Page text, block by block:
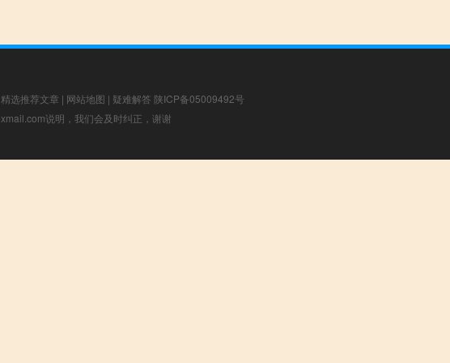
精选推荐文章 | 网站地图 | 疑难解答 陕ICP备05009492号
说明，我们会及时纠正，谢谢